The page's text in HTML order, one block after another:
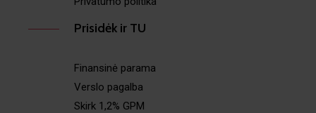
Prisidėk ir TU
Finansinė parama
Verslo pagalba
Skirk 1,2% GPM